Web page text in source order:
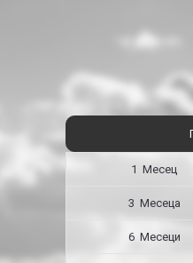
1 Месец
3 Месецa
6 Месеци